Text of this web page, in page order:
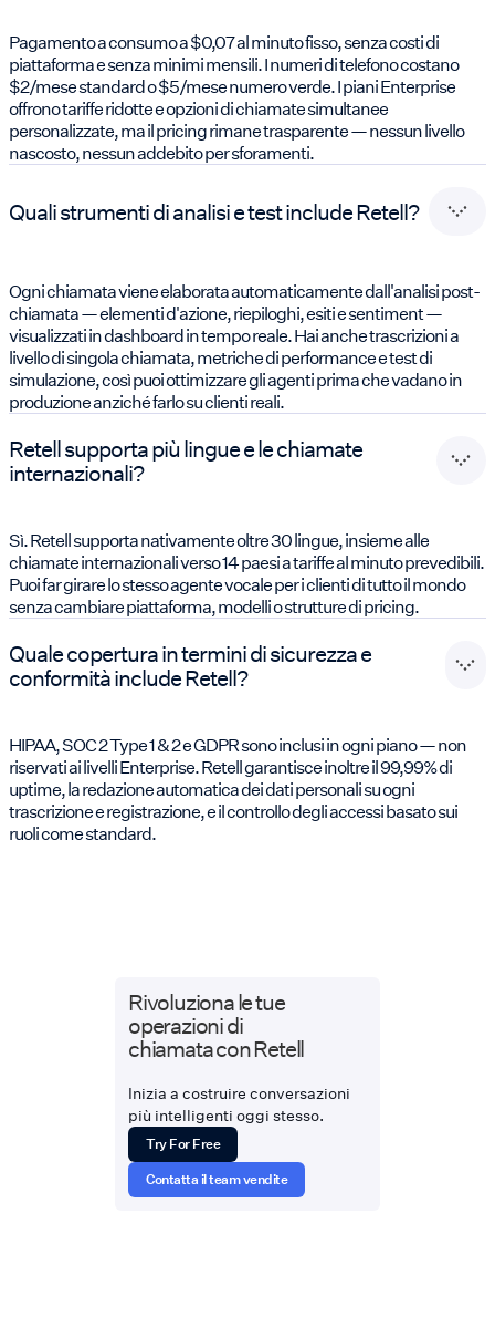
Pagamento a consumo a $0,07 al minuto fisso, senza costi di
piattaforma e senza minimi mensili. I numeri di telefono costano
$2/mese standard o $5/mese numero verde. I piani Enterprise
offrono tariffe ridotte e opzioni di chiamate simultanee
personalizzate, ma il pricing rimane trasparente — nessun livello
nascosto, nessun addebito per sforamenti.
Quali strumenti di analisi e test include Retell?
Ogni chiamata viene elaborata automaticamente dall'analisi post-
chiamata — elementi d'azione, riepiloghi, esiti e sentiment —
visualizzati in dashboard in tempo reale. Hai anche trascrizioni a
livello di singola chiamata, metriche di performance e test di
simulazione, così puoi ottimizzare gli agenti prima che vadano in
produzione anziché farlo su clienti reali.
Retell supporta più lingue e le chiamate
internazionali?
Sì. Retell supporta nativamente oltre 30 lingue, insieme alle
chiamate internazionali verso 14 paesi a tariffe al minuto prevedibili.
Puoi far girare lo stesso agente vocale per i clienti di tutto il mondo
senza cambiare piattaforma, modelli o strutture di pricing.
Quale copertura in termini di sicurezza e
conformità include Retell?
HIPAA, SOC 2 Type 1 & 2 e GDPR sono inclusi in ogni piano — non
riservati ai livelli Enterprise. Retell garantisce inoltre il 99,99% di
uptime, la redazione automatica dei dati personali su ogni
trascrizione e registrazione, e il controllo degli accessi basato sui
ruoli come standard.
Rivoluziona le tue
operazioni di
chiamata con Retell
Inizia a costruire conversazioni
più intelligenti oggi stesso.
Try For Free
Contatta il team vendite